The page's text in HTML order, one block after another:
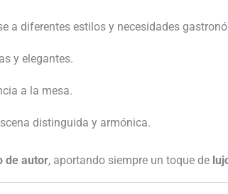
a diferentes estilos y necesidades
y elegantes.
a la mesa.
distinguida y armónica.
de autor, aportando siempre un toque de